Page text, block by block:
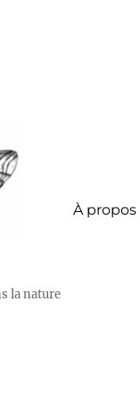
la nature
À propos